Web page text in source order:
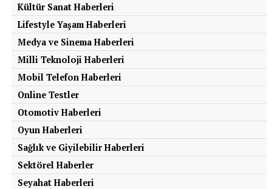
Kültür Sanat Haberleri
Lifestyle Yaşam Haberleri
Medya ve Sinema Haberleri
Milli Teknoloji Haberleri
Mobil Telefon Haberleri
Online Testler
Otomotiv Haberleri
Oyun Haberleri
Sağlık ve Giyilebilir Haberleri
Sektörel Haberler
Seyahat Haberleri